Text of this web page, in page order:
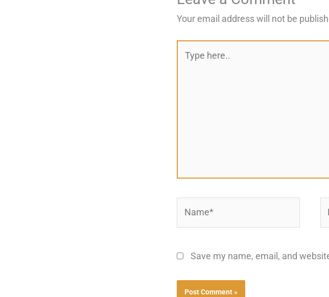
Your email address will not be
here..
Save my name, email, and